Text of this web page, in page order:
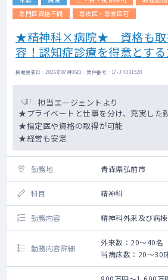
専門医資格不問
専攻医・専修医可
★精神科×病院★ 資格も取
容！認知症診療を得意とする
掲載更新日 : 2026年07月06日 案件番号 : 17-JK001528
担当エージェントより
★プライベートと仕事を分け、充実した
★指定医や資格の取得が可能
★経営も安定
勤務地 青森県弘前市
科目 精神科
勤務内容 精神科外来及び病
勤務内容詳細
外来数：20～40
当病床数：20～30
手術数：無
弘前市内の精神科単